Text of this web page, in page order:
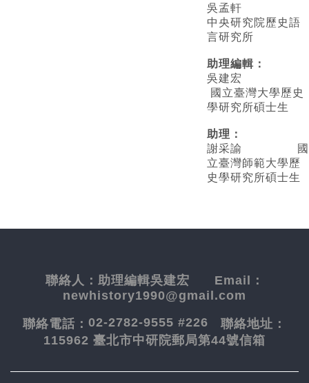
吳孟軒
中央研究院歷史語
言研究所
助理編輯：
吳建宏
國立臺灣大學歷史
學研究所碩士生
助理：
謝采諭
國
立臺灣師範大學歷
史學研究所碩士生
聯絡人： 助理編輯吳建宏 Email：
newhistory1990@gmail.com
聯絡電話： 02-2782-9555 #226 聯絡地址：
115962 臺北市中研院郵局第44號信箱